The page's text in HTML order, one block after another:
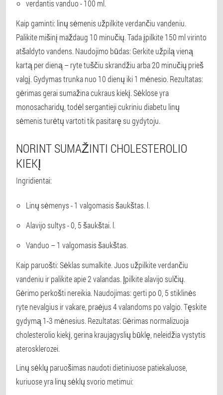
verdantis vanduo - 100 ml.
Kaip gaminti: linų sėmenis užpilkite verdančiu vandeniu.
Palikite mišinį maždaug 10 minučių. Tada įpilkite 150 ml virinto
atšaldyto vandens. Naudojimo būdas: Gerkite užpilą vieną
kartą per dieną – ryte tuščiu skrandžiu arba 20 minučių prieš
valgį. Gydymas trunka nuo 10 dienų iki 1 mėnesio. Rezultatas:
gėrimas gerai sumažina cukraus kiekį. Sėklose yra
monosacharidų, todėl sergantieji cukriniu diabetu linų
sėmenis turėtų vartoti tik pasitarę su gydytoju.
NORINT SUMAŽINTI CHOLESTEROLIO
KIEKĮ
Ingridientai:
Linų sėmenys - 1 valgomasis šaukštas. l.
Alavijo sultys - 0, 5 šaukštai. l.
Vanduo – 1 valgomasis šaukštas.
Kaip paruošti: Sėklas sumalkite. Juos užpilkite verdančiu
vandeniu ir palikite apie 2 valandas. Įpilkite alavijo sulčių.
Gėrimo perkošti nereikia. Naudojimas: gerti po 0, 5 stiklinės
ryte nevalgius ir vakare, praėjus 4 valandoms po valgio. Tęskite
gydymą 1-3 mėnesius. Rezultatas: Gėrimas normalizuoja
cholesterolio kiekį, gerina kraujagyslių būklę, neleidžia vystytis
aterosklerozei.
Linų sėklų paruošimas naudoti dietiniuose patiekaluose,
kuriuose yra linų sėklų svorio metimui: